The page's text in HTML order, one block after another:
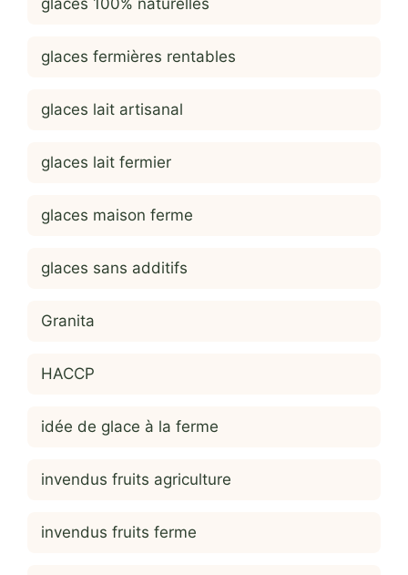
glaces 100% naturelles
glaces fermières rentables
glaces lait artisanal
glaces lait fermier
glaces maison ferme
glaces sans additifs
Granita
HACCP
idée de glace à la ferme
invendus fruits agriculture
invendus fruits ferme